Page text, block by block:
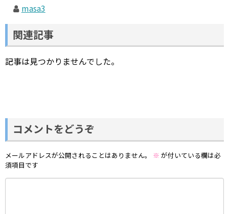
masa3
関連記事
記事は見つかりませんでした。
コメントをどうぞ
メールアドレスが公開されることはありません。 ※ が付いている欄は必
須項目です